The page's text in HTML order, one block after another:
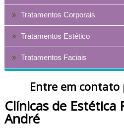
Tratamentos Corporais
Tratamentos Estético
Tratamentos Faciais
Entre em
Clínicas de Estética
André